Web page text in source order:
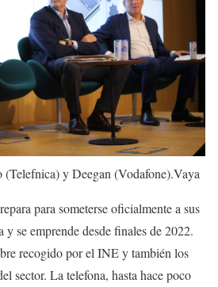
(Telefnica) y Deegan (Vodafone).Vaya
para someterse oficialmente a sus
y se emprende desde finales de 2022.
recogido por el INE y también los
sector. La telefona, hasta hace poco